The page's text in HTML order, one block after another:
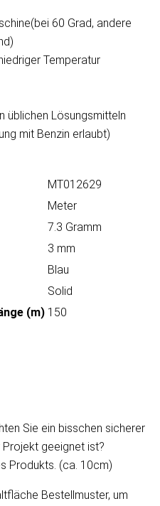
60 Grad, andere
Temperatur
üblichen Lösungsmitteln
mit Benzin erlaubt)
MT012629
Meter
7.3 Gramm
3 mm
Blau
Solid
(m) 150
Sie ein bisschen sicherer
geeignet ist?
Produkts. (ca. 10cm)
Bestellmuster, um